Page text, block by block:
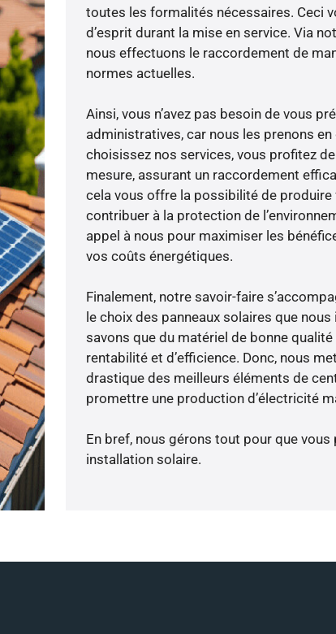
toutes les formalités nécessaires. Ceci
d’esprit durant la mise en service. Via
nous effectuons le raccordement de
normes actuelles.
Ainsi, vous n’avez pas besoin de vous
administratives, car nous les prenons
choisissez nos services, vous profitez
mesure, assurant un raccordement
cela vous offre la possibilité de
contribuer à la protection de
appel à nous pour maximiser les
vos coûts énergétiques.
Finalement, notre savoir-faire
le choix des panneaux solaires que
savons que du matériel de bonne
rentabilité et d’efficience. Donc, nous
drastique des meilleurs éléments de
promettre une production d’électricité
En bref, nous gérons tout pour que
installation solaire.